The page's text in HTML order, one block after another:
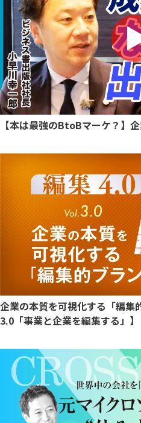
【本は最強のBtoBマーケ？】
企業の本質を可視化する「編集
3.0「事業と企業を編集する」】